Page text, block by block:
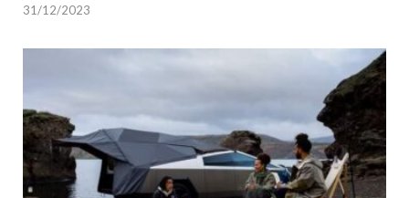
31/12/2023